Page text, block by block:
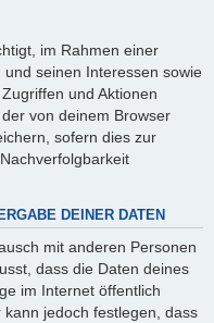
im Rahmen einer
seinen Interessen sowie
und Aktionen
von deinem Browser
sofern dies zur
DEINER DATEN
mit anderen Personen
dass die Daten deines
im Internet öffentlich
jedoch festlegen, dass